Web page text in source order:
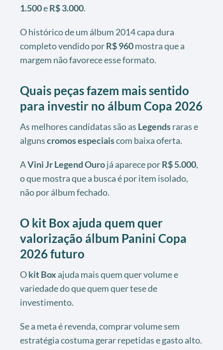
1.500eR$ 3.000.
O histórico de um álbum 2014 capa dura
completo vendido porR$ 960mostra que a
margem não favorece esse formato.
Quais peças fazem mais sentido
para investir no álbum Copa 2026
As melhores candidatas são as Legendsraras e
algunscromos especiaiscom baixa oferta.
AVini Jr Legend Ourojá aparece porR$ 5.000,
o que mostra que a busca é por item isolado,
não por álbum fechado.
O kit Box ajuda quem quer
valorização álbum Panini Copa
2026 futuro
Okit Box ajuda mais quem quer volume e
variedade do que quem quer tese de
investimento.
Se a meta é revenda, comprar volume sem
estratégia costuma gerar repetidas e gasto alto.